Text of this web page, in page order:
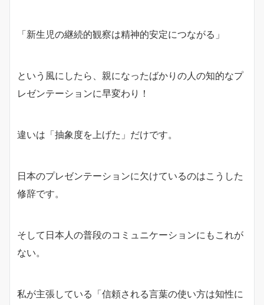
「新生児の継続的観察は精神的安定につながる」
という風にしたら、親になったばかりの人の知的なプ
レゼンテーションに早変わり！
違いは「抽象度を上げた」だけです。
日本のプレゼンテーションに欠けているのはこうした
修辞です。
そして日本人の普段のコミュニケーションにもこれが
ない。
私が主張している「信頼される言葉の使い方は知性に